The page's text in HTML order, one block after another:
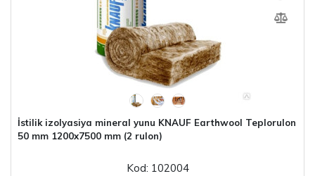
İstilik izolyasiya mineral yunu KNAUF Earthwool Teplorulon
50 mm 1200x7500 mm (2 rulon)
Kod: 102004